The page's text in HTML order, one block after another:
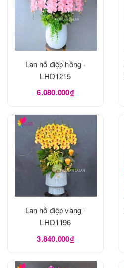
Lan hồ điệp hồng -
LHD1215
6.080.000₫
Lan hồ điệp vàng -
LHD1196
3.840.000₫